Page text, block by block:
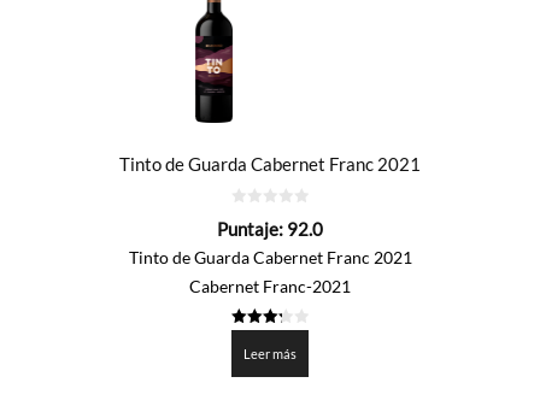
Tinto de Guarda Cabernet Franc 2021
de
Puntaje: 92.0
Tinto de Guarda Cabernet Franc 2021
Cabernet Franc-2021
de 5
Leer más